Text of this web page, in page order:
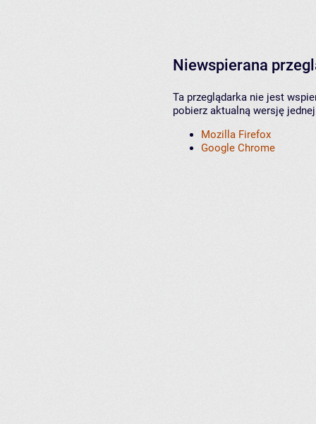
Niewspierana
Ta przeglądarka nie jest
pobierz aktualną wersję
Mozilla Firefox
Google Chrome